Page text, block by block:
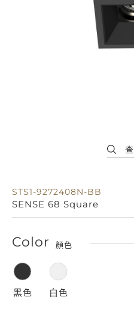
STS1-9272408N-BB
SENSE 68 Square
Color 顏色
黑色 白色